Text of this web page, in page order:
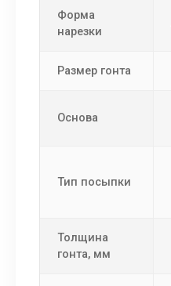
Форма
нарезки
Размер гонта
Основа
Тип посыпки
Толщина
гонта, мм